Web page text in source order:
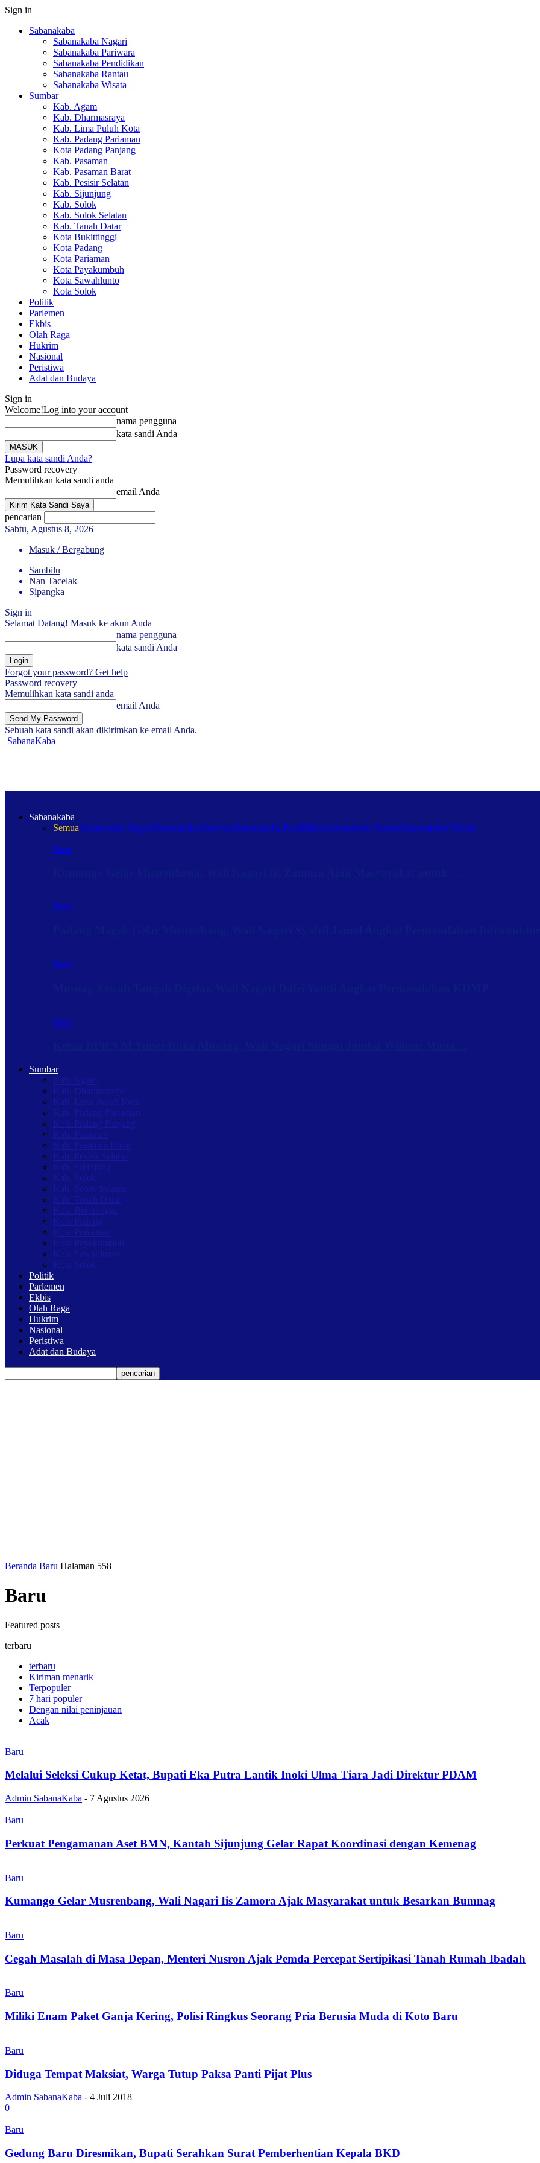
Sign in
Sabanakaba
Sabanakaba Nagari
Sabanakaba Pariwara
Sabanakaba Pendidikan
Sabanakaba Rantau
Sabanakaba Wisata
Sumbar
Kab. Agam
Kab. Dharmasraya
Kab. Lima Puluh Kota
Kab. Padang Pariaman
Kota Padang Panjang
Kab. Pasaman
Kab. Pasaman Barat
Kab. Pesisir Selatan
Kab. Sijunjung
Kab. Solok
Kab. Solok Selatan
Kab. Tanah Datar
Kota Bukittinggi
Kota Padang
Kota Pariaman
Kota Payakumbuh
Kota Sawahlunto
Kota Solok
Politik
Parlemen
Ekbis
Olah Raga
Hukrim
Nasional
Peristiwa
Adat dan Budaya
Sign in
Welcome!Log into your account
nama pengguna
kata sandi Anda
Lupa kata sandi Anda?
Password recovery
Memulihkan kata sandi anda
email Anda
pencarian
Sabtu, Agustus 8, 2026
Masuk / Bergabung
Sambilu
Nan Tacelak
Sipangka
Sign in
Selamat Datang! Masuk ke akun Anda
nama pengguna
kata sandi Anda
Forgot your password? Get help
Password recovery
Memulihkan kata sandi anda
email Anda
Sebuah kata sandi akan dikirimkan ke email Anda.
SabanaKaba
Sabanakaba
SemuaSabanakaba NagariSabanakaba PariwaraSabanakaba PendidikanSabanakaba RantauSabanakaba Wisata
Baru
Baru
Baru
Baru
Sumbar
Kab. Agam
Kab. Dharmasraya
Kab. Lima Puluh Kota
Kab. Padang Pariaman
Kota Padang Panjang
Kab. Pasaman
Kab. Pasaman Barat
Kab. Pesisir Selatan
Kab. Sijunjung
Kab. Solok
Kab. Solok Selatan
Kab. Tanah Datar
Kota Bukittinggi
Kota Padang
Kota Pariaman
Kota Payakumbuh
Kota Sawahlunto
Kota Solok
Politik
Parlemen
Ekbis
Olah Raga
Hukrim
Nasional
Peristiwa
Adat dan Budaya
Beranda Baru Halaman 558
Baru
Featured posts
terbaru
terbaru
Kiriman menarik
Terpopuler
7 hari populer
Dengan nilai peninjauan
Acak
Baru
Melalui Seleksi Cukup Ketat, Bupati Eka Putra Lantik Inoki Ulma Tiara Jadi Direktur PDAM
Admin SabanaKaba - 7 Agustus 2026
Baru
Perkuat Pengamanan Aset BMN, Kantah Sijunjung Gelar Rapat Koordinasi dengan Kemenag
Baru
Kumango Gelar Musrenbang, Wali Nagari Iis Zamora Ajak Masyarakat untuk Besarkan Bumnag
Baru
Cegah Masalah di Masa Depan, Menteri Nusron Ajak Pemda Percepat Sertipikasi Tanah Rumah Ibadah
Baru
Miliki Enam Paket Ganja Kering, Polisi Ringkus Seorang Pria Berusia Muda di Koto Baru
Baru
Diduga Tempat Maksiat, Warga Tutup Paksa Panti Pijat Plus
Admin SabanaKaba - 4 Juli 2018
0
Baru
Gedung Baru Diresmikan, Bupati Serahkan Surat Pemberhentian Kepala BKD